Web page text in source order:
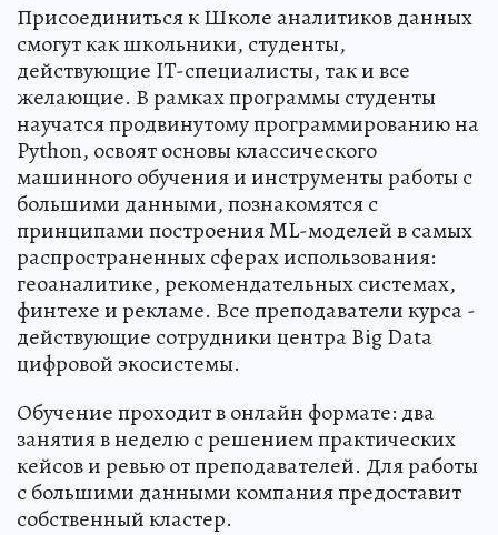
Присоединиться к Школе аналитиков данных
смогут как школьники, студенты,
действующие IT-специалисты, так и все
желающие. В рамках программы студенты
научатся продвинутому программированию на
Python, освоят основы классического
машинного обучения и инструменты работы с
большими данными, познакомятся с
принципами построения ML-моделей в самых
распространенных сферах использования:
геоаналитике, рекомендательных системах,
финтехе и рекламе. Все преподаватели курса -
действующие сотрудники центра Big Data
цифровой экосистемы.
Обучение проходит в онлайн формате: два
занятия в неделю с решением практических
кейсов и ревью от преподавателей. Для работы
с большими данными компания предоставит
собственный кластер.